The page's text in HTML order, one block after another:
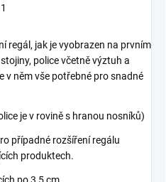
1
regál, jak je vyobrazen na prvním
police včetně výztuh a
v něm vše potřebné pro snadné
je v rovině s hranou nosníků)
případné rozšíření regálu
produktech.